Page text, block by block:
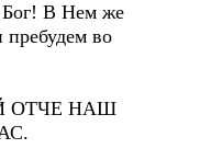
Бог! В Нем же
во
НАШ